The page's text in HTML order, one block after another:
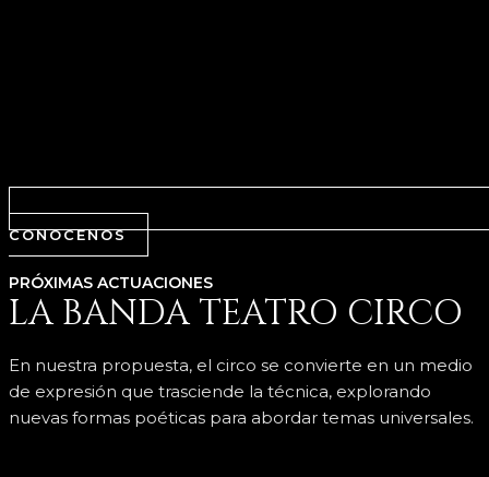
CONOCENOS
PRÓXIMAS ACTUACIONES
LA BANDA TEATRO CIRCO
En nuestra propuesta, el circo se convierte en un medio
de expresión que trasciende la técnica, explorando
nuevas formas poéticas para abordar temas universales.